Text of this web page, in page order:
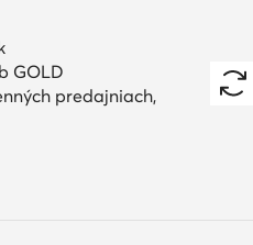
GOLD
predajniach,